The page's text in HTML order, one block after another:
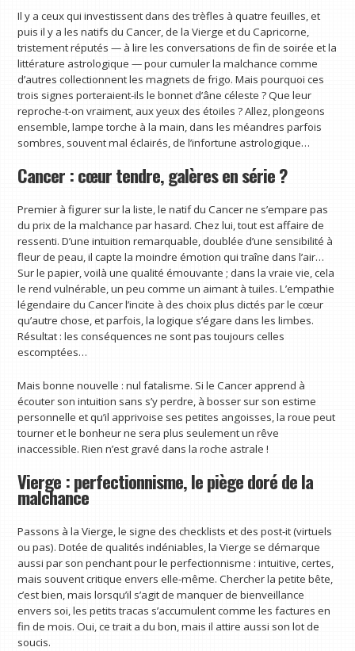
Il y a ceux qui investissent dans des trèfles à quatre feuilles, et
puis il y a les natifs du Cancer, de la Vierge et du Capricorne,
tristement réputés — à lire les conversations de fin de soirée et la
littérature astrologique — pour cumuler la malchance comme
d’autres collectionnent les magnets de frigo. Mais pourquoi ces
trois signes porteraient-ils le bonnet d’âne céleste ? Que leur
reproche-t-on vraiment, aux yeux des étoiles ? Allez, plongeons
ensemble, lampe torche à la main, dans les méandres parfois
sombres, souvent mal éclairés, de l’infortune astrologique…
Cancer : cœur tendre, galères en série ?
Premier à figurer sur la liste, le natif du Cancer ne s’empare pas
du prix de la malchance par hasard. Chez lui, tout est affaire de
ressenti. D’une intuition remarquable, doublée d’une sensibilité à
fleur de peau, il capte la moindre émotion qui traîne dans l’air…
Sur le papier, voilà une qualité émouvante ; dans la vraie vie, cela
le rend vulnérable, un peu comme un aimant à tuiles. L’empathie
légendaire du Cancer l’incite à des choix plus dictés par le cœur
qu’autre chose, et parfois, la logique s’égare dans les limbes.
Résultat : les conséquences ne sont pas toujours celles
escomptées…
Mais bonne nouvelle : nul fatalisme. Si le Cancer apprend à
écouter son intuition sans s’y perdre, à bosser sur son estime
personnelle et qu’il apprivoise ses petites angoisses, la roue peut
tourner et le bonheur ne sera plus seulement un rêve
inaccessible. Rien n’est gravé dans la roche astrale !
Vierge : perfectionnisme, le piège doré de la
malchance
Passons à la Vierge, le signe des checklists et des post-it (virtuels
ou pas). Dotée de qualités indéniables, la Vierge se démarque
aussi par son penchant pour le perfectionnisme : intuitive, certes,
mais souvent critique envers elle-même. Chercher la petite bête,
c’est bien, mais lorsqu’il s’agit de manquer de bienveillance
envers soi, les petits tracas s’accumulent comme les factures en
fin de mois. Oui, ce trait a du bon, mais il attire aussi son lot de
soucis.